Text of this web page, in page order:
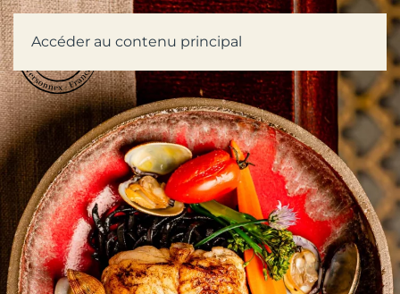
Accéder au contenu principal